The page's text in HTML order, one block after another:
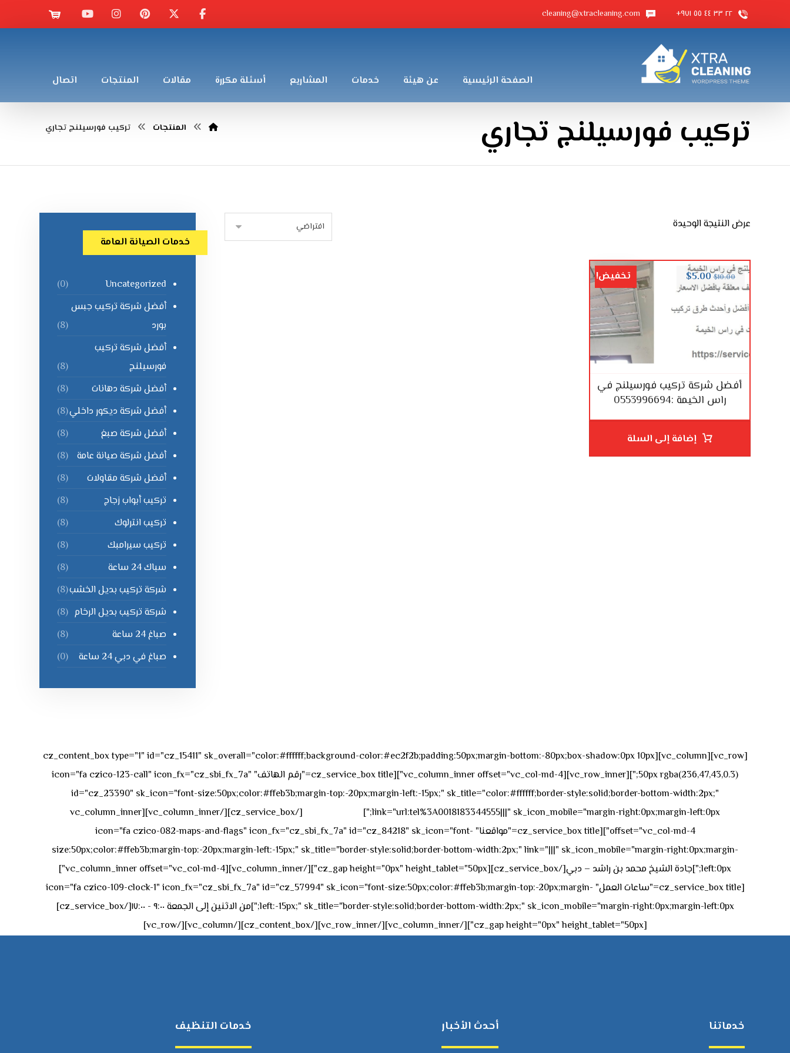
٢٢ ٣٣ ٤٤ ٥٥ ٩٧١+ cleaning@xtracleaning.com
الصفحة الرئيسية عن هيئة خدمات المشاريع أسئلة مكررة مقالات المنتجات اتصال
تركيب فورسيلنج تجاري المنتجات تركيب فورسيلنج تجاري
عرض النتيجة الوحيدة
أفضل شركة تركيب فورسيلنج في
راس الخيمة :0553996694
$10.00
$5.00 تخفيض!
إضافة إلى السلة
خدمات الصيانة العامة
Uncategorized
(0)
أفضل شركة تركيب جبس
بورد
(8)
أفضل شركة تركيب
فورسيلنج
(8)
أفضل شركة دهانات
(8)
أفضل شركة ديكور داخلي(8)
أفضل شركة صبغ
(8)
أفضل شركة صيانة عامة
(8)
أفضل شركة مقاولات
(8)
تركيب أبواب زجاج
(8)
تركيب انترلوك
(8)
تركيب سيرامبك
(8)
سباك 24 ساعة
(8)
شركة تركيب بديل الخشب(8)
شركة تركيب بديل الرخام (8)
صباغ 24 ساعة
(8)
صباغ في دبي 24 ساعة
(0)
[vc_row][vc_column][cz_content_box type="1" id="cz_15411" sk_overall="color:#ffffff;background-color:#ec2f2b;padding:50px;margin-bottom:-80px;box-shadow:0px 10px
50px rgba(236,47,43,0.3);"][vc_row_inner][vc_column_inner offset="vc_col-md-4"][cz_service_box title="رقم الهاتف" icon="fa czico-123-call" icon_fx="cz_sbi_fx_7a"
id="cz_23390" sk_icon="font-size:50px;color:#ffeb3b;margin-top:-20px;margin-left:-15px;" sk_title="color:#ffffff;border-style:solid;border-bottom-width:2px;"
link="url:tel%3A0018183344555|||" sk_icon_mobile="margin-right:0px;margin-left:0px;"]
[/cz_service_box][/vc_column_inner][vc_column_inner
offset="vc_col-md-4"][cz_service_box title="مواقعنا" icon="fa czico-082-maps-and-flags" icon_fx="cz_sbi_fx_7a" id="cz_84218" sk_icon="font-
size:50px;color:#ffeb3b;margin-top:-20px;margin-left:-15px;" sk_title="border-style:solid;border-bottom-width:2px;" link="|||" sk_icon_mobile="margin-right:0px;margin-
left:0px;"]جادة الشيخ محمد بن راشد – دبي[/cz_service_box][cz_gap height="0px" height_tablet="50px"][/vc_column_inner][vc_column_inner offset="vc_col-md-4"]
[cz_service_box title="ساعات العمل" icon="fa czico-109-clock-1" icon_fx="cz_sbi_fx_7a" id="cz_57994" sk_icon="font-size:50px;color:#ffeb3b;margin-top:-20px;margin-
left:-15px;" sk_title="border-style:solid;border-bottom-width:2px;" sk_icon_mobile="margin-right:0px;margin-left:0px;"]من الاثنين إلى الجمعة ٩:٠٠ - ١٧:٠٠[/cz_service_box]
[cz_gap height="0px" height_tablet="50px"][/vc_column_inner][/vc_row_inner][/cz_content_box][/vc_column][/vc_row]
خدماتنا أحدث الأخبار خدمات التنظيف